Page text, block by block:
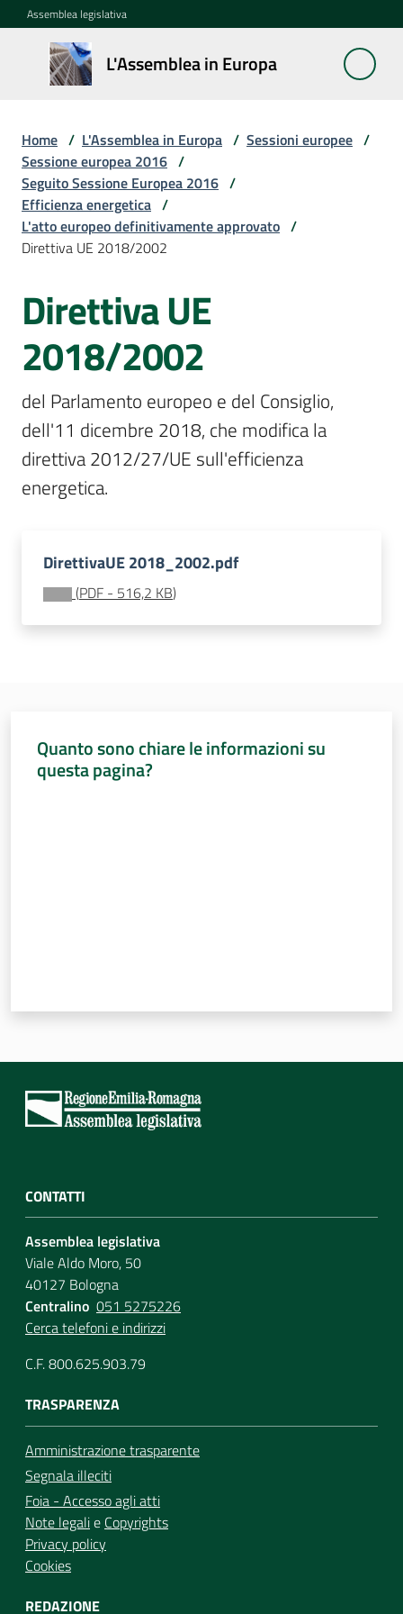
Vai al contenuto
Vai alla navigazione
Vai al footer
Assemblea legislativa
L'Assemblea in Europa
L'Assemblea
in Europa
Cos'è
la
Sessione
europea
Rete
europea
Sessioni
europee
Menu selezionato
Assemblea
Argomenti
Home / L'Assemblea in Europa / Sessioni europee /
Sessione europea 2016 /
Seguito Sessione Europea 2016 /
Efficienza energetica /
L'atto europeo definitivamente approvato /
Direttiva UE 2018/2002
Direttiva UE
2018/2002
del Parlamento europeo e del Consiglio,
dell'11 dicembre 2018, che modifica la
direttiva 2012/27/UE sull'efficienza
energetica.
DirettivaUE 2018_2002.pdf
(PDF - 516,2 KB)
Quanto sono chiare le informazioni su
questa pagina?
CONTATTI
Assemblea legislativa
Viale Aldo Moro, 50
40127 Bologna
Centralino 051 5275226
Cerca telefoni e indirizzi
C.F. 800.625.903.79
TRASPARENZA
Amministrazione trasparente
Segnala illeciti
Foia - Accesso agli atti
Note legalie Copyrights
Privacy policy
Cookies
REDAZIONE